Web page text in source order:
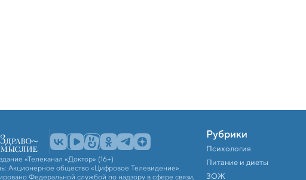
«Телеканал «Доктор» (16+)
Акционерное общество «Цифровое Телевидение».
Федеральной службой по надзору в сфере связи,
Рубрики
Психология
Питание и диеты
ЗОЖ